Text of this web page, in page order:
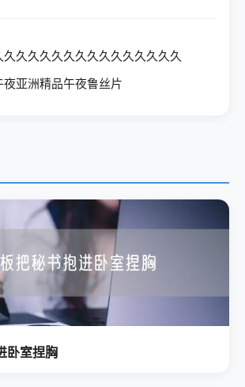
久久久久久久久久久久久久久久
亚洲精品午夜鲁丝片
卧室捏胸